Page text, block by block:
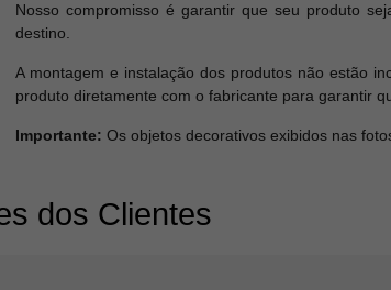
Nosso compromisso é garantir que seu produto
destino.
A montagem e instalação dos produtos não estão
produto diretamente com o fabricante para garantir
Importante: Os objetos decorativos exibidos nas
dos Clientes